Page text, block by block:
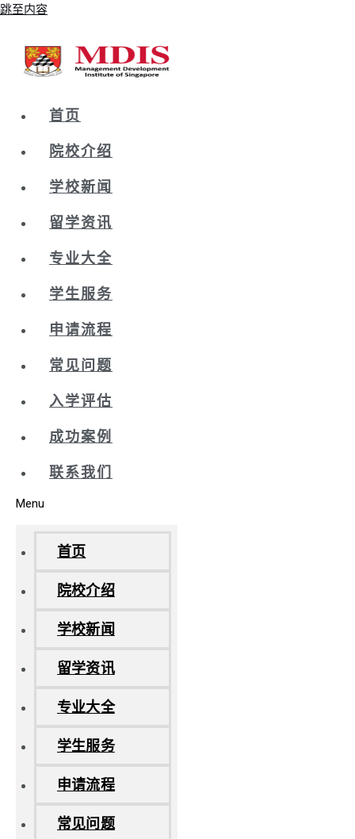
跳至内容
首页
院校介绍
学校新闻
留学资讯
专业大全
学生服务
申请流程
常见问题
入学评估
成功案例
联系我们
Menu
首页
院校介绍
学校新闻
留学资讯
专业大全
学生服务
申请流程
常见问题